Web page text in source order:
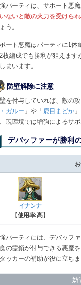
パーティは、サポート悪
ないと敵の火力を受けら
う。
ート悪魔はパーティに1体
2枚編成でも勝利が狙えま
まいます。
防壁解除に注意
を付与していれば、敵の
ガルー 」や「 鹿目まどか
現環境では増強によるサ
デバッファーが勝利
イナンナ
【使用率:高】
パーティには、デバッフ
の霊鎖が付与できる悪魔
ッカーの補助が役に立ちま
妨